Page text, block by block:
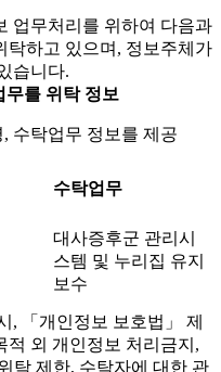
업무처리를 위하여 다음과
탁하고 있으며, 정보주체가
습니다.
무를 위탁 정보
수탁업무 정보를 제공
수탁업무
대사증후군 관리시
스템 및 누리집 유지
보수
「개인정보 보호법」 제
적 외 개인정보 처리금지,
탁 제한, 수탁자에 대한 관